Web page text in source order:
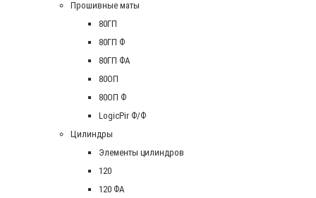
Прошивные маты
80ГП
80ГП Ф
80ГП ФА
80ОП
80ОП Ф
LogicPir Ф/Ф
Цилиндры
Элементы цилиндров
120
120 ФА